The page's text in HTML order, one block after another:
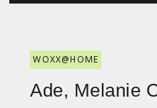
WOXX@HOME
Ade, Melanie